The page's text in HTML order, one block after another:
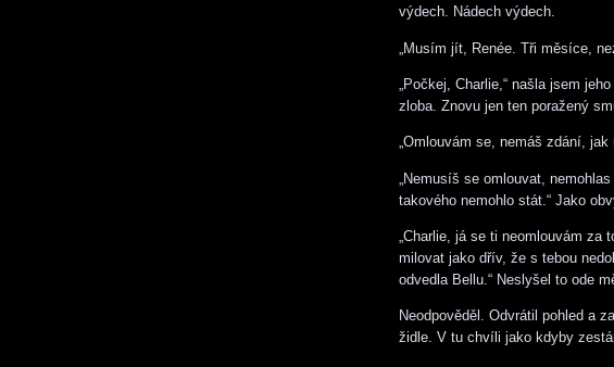
výdech. Nádech výdech.
„Musím jít, Renée. Tři měsíce,
„Počkej, Charlie,“ našla jsem
zloba. Znovu jen ten poražený
„Omlouvám se, nemáš zdání, jak
„Nemusíš se omlouvat,
takového nemohlo stát.“ Jako
„Charlie, já se ti neomlouvám
milovat jako dřív, že s tebou
odvedla Bellu.“ Neslyšel to ode
Neodpověděl. Odvrátil pohled a
židle. V tu chvíli jako kdyby